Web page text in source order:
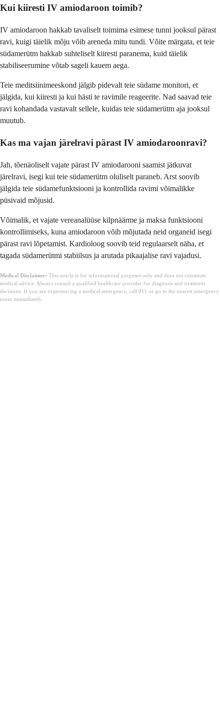
Kui kiiresti IV amiodaroon toimib?
IV amiodaroon hakkab tavaliselt toimima esimese tunni jooksul pärast
ravi, kuigi täielik mõju võib areneda mitu tundi. Võite märgata, et teie
südamerütm hakkab suhteliselt kiiresti paranema, kuid täielik
stabiliseerumine võtab sageli kauem aega.
Teie meditsiinimeeskond jälgib pidevalt teie südame monitori, et
jälgida, kui kiiresti ja kui hästi te ravimile reageerite. Nad saavad teie
ravi kohandada vastavalt sellele, kuidas teie südamerütm aja jooksul
muutub.
Kas ma vajan järelravi pärast IV amiodaroonravi?
Jah, tõenäoliselt vajate pärast IV amiodarooni saamist jätkuvat
järelravi, isegi kui teie südamerütm oluliselt paraneb. Arst soovib
jälgida teie südamefunktsiooni ja kontrollida ravimi võimalikke
püsivaid mõjusid.
Võimalik, et vajate vereanalüüse kilpnäärme ja maksa funktsiooni
kontrollimiseks, kuna amiodaroon võib mõjutada neid organeid isegi
pärast ravi lõpetamist. Kardioloog soovib teid regulaarselt näha, et
tagada südamerütmi stabiilsus ja arutada pikaajalise ravi vajadusi.
Medical Disclaimer: This article is for informational purposes only and does not constitute
medical advice. Always consult a qualified healthcare provider for diagnosis and treatment
decisions. If you are experiencing a medical emergency, call 911 or go to the nearest emergency
room immediately.